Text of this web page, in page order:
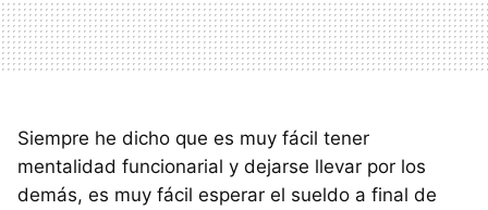
Siempre he dicho que es muy fácil tener
mentalidad funcionarial y dejarse llevar por los
demás, es muy fácil esperar el sueldo a final de